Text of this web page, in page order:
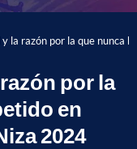
y la razón por la que nunca
por la
en
2024